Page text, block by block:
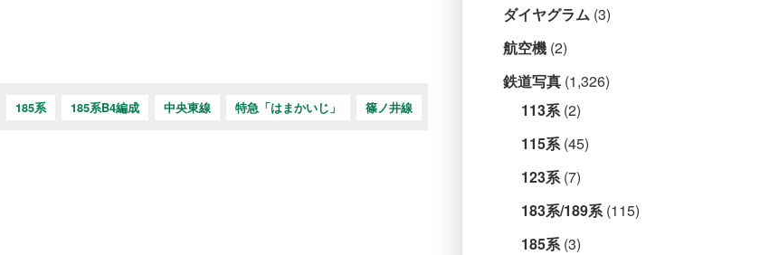
185系 185系B4編成 中央東線 特急「はまかいじ」 篠ノ井線
ダイヤグラム (3)
航空機 (2)
鉄道写真 (1,326)
113系(2)
115系(45)
123系(7)
183系/189系(115)
185系(3)